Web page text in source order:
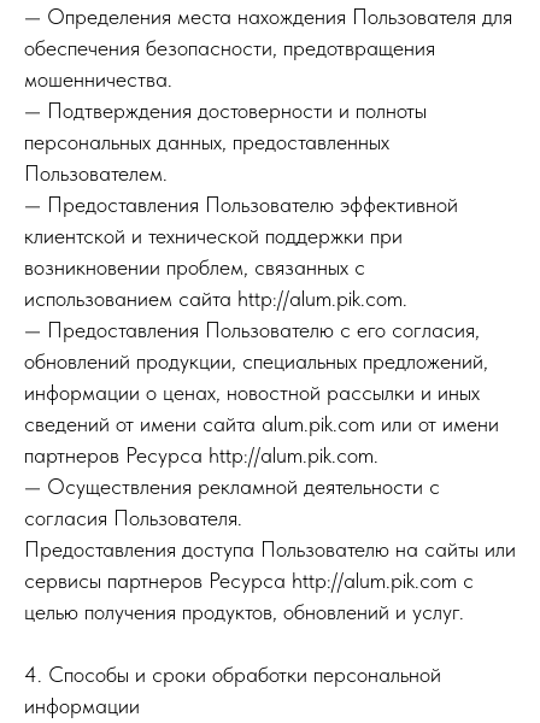
— Определения места нахождения Пользователя для
обеспечения безопасности, предотвращения
мошенничества.
— Подтверждения достоверности и полноты
персональных данных, предоставленных
Пользователем.
— Предоставления Пользователю эффективной
клиентской и технической поддержки при
возникновении проблем, связанных с
использованием сайта http://alum.pik.com.
— Предоставления Пользователю с его согласия,
обновлений продукции, специальных предложений,
информации о ценах, новостной рассылки и иных
сведений от имени сайта alum.pik.com или от имени
партнеров Ресурса http://alum.pik.com.
— Осуществления рекламной деятельности с
согласия Пользователя.
Предоставления доступа Пользователю на сайты или
сервисы партнеров Ресурса http://alum.pik.com с
целью получения продуктов, обновлений и услуг.
4. Способы и сроки обработки персональной
информации